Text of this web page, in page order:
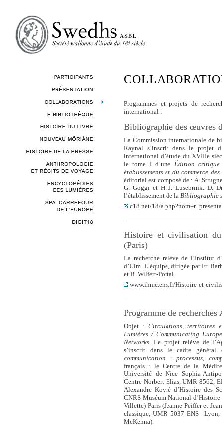
Programmes et projets de
international :
Bibliographie des œuvres
La Commission internationale de
Raynal s’inscrit dans le projet
international d’étude du XVIIIe
le tome I d’une Édition
établissements et du commerce
éditorial est composé de : A.
G. Goggi et H.-J. Lüsebrink. D.
l’établissement de la Bibliographie
c18.net/18/
Histoire et civilisation
(Paris)
La recherche relève de l’Institut
d’Ulm. L’équipe, dirigée par Fr.
et B. Wilfert-Portal.
www.ihmc.ens.fr/Histoire-et-
Programme de
Objet : Circulations, territoires
Lumières / Communicating
Networks.Le projet relève de
s’inscrit dans le cadre
communication : processus,
français : le Centre de la
Université de Nice Sophia-
Centre Norbert Elias, UMR 8562,
Alexandre Koyré d’Histoire des
CNRS-Muséum National
Villette) Paris (Jeanne Peiffer et
classique, UMR 5037 ENS Lyon,
McKenna).